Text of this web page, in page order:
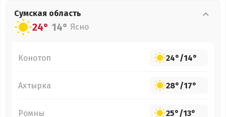
Сумская область
24° 14° Ясно
Конотоп 24°/14°
Ахтырка 28°/17°
Ромны 25°/13°